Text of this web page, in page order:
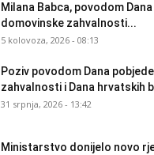
Milana Babca, povodom
domovinske zahvalnosti...
5 kolovoza, 2026 - 08:13
Poziv povodom Dana
zahvalnosti i Dana hrvatskih
31 srpnja, 2026 - 13:42
Ministarstvo donijelo novo